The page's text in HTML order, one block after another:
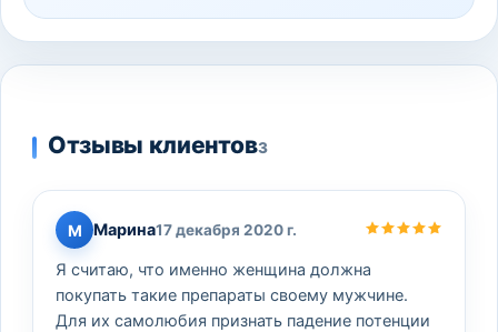
Отзывы клиентов3
М Марина17 декабря 2020 г.
Я считаю, что именно женщина должна
покупать такие препараты своему мужчине.
Для их самолюбия признать падение потенции